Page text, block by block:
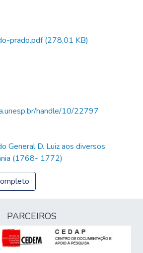
prado.pdf(278,01 KB)
handle/10/22797
General D. Luiz aos diversos
(1768- 1772)
PARCEIROS